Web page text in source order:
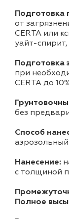
Подготовка
от
CERTA или
уайт-спирит,
Подготовка
при
CERTA до
без
Способ
Нанесение:
с толщиной
Полное